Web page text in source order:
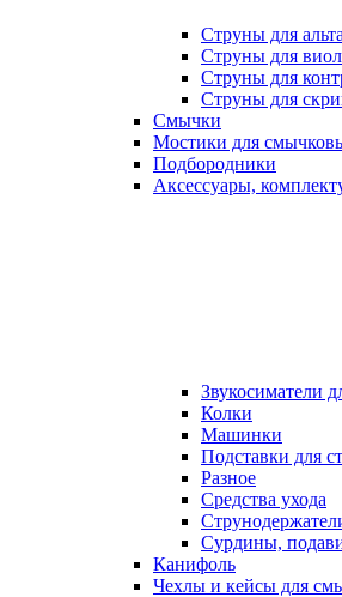
Струны для альта
Струны для
Струны для
Струны для
Смычки
Мостики для
Подбородники
Аксеcсуары,
Звукосиматели
Колки
Машинки
Подставки для
Разное
Средства ухода
Сурдины,
Канифоль
Чехлы и кейсы для